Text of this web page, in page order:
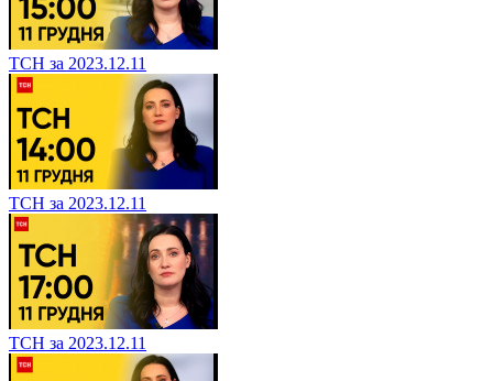
ТСН за 2023.12.11
ТСН за 2023.12.11
ТСН за 2023.12.11